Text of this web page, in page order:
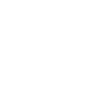
ご契約状態・
関する情報、
報、購入され
に関する情報